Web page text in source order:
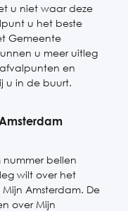
u niet waar deze
u het beste
Gemeente
u meer uitleg
en
u in de buurt.
nummer bellen
wilt over het
Amsterdam. De
over Mijn